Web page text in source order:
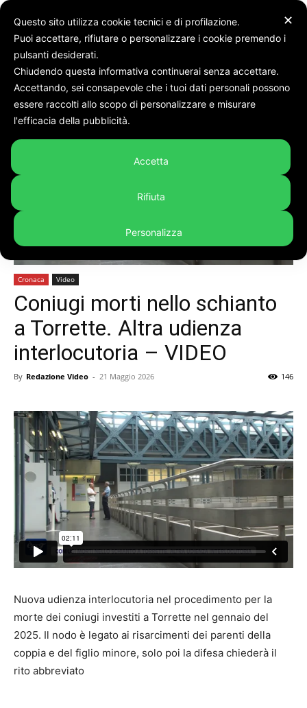
Cronaca
Cronaca Video
Coniugi morti nello schianto
a Torrette. Altra udienza
interlocutoria – VIDEO
By Redazione Video - 21 Maggio 2026 146
Nuova udienza interlocutoria nel procedimento per la
morte dei coniugi investiti a Torrette nel gennaio del
2025. Il nodo è legato ai risarcimenti dei parenti della
coppia e del figlio minore, solo poi la difesa chiederà il
rito abbreviato
✕
Questo sito utilizza cookie tecnici e di profilazione.
Puoi accettare, rifiutare o personalizzare i cookie premendo i
pulsanti desiderati.
Chiudendo questa informativa continuerai senza accettare.
Accettando, sei consapevole che i tuoi dati personali possono
essere raccolti allo scopo di personalizzare e misurare
l'efficacia della pubblicità.
Accetta
Rifiuta
Personalizza